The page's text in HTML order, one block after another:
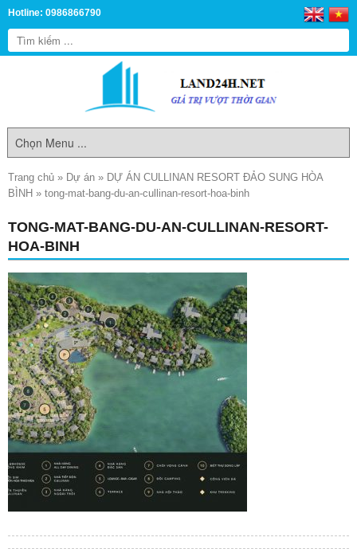
Hotline: 0986866790
Trang chủ » Dự án » DỰ ÁN CULLINAN RESORT ĐẢO SUNG HÒA
BÌNH » tong-mat-bang-du-an-cullinan-resort-hoa-binh
TONG-MAT-BANG-DU-AN-CULLINAN-RESORT-
HOA-BINH